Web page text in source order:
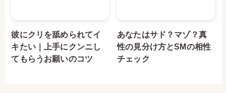
彼にクリを舐められてイ
キたい｜上手にクンニし
てもらうお願いのコツ
あなたはサド？マゾ？真
性の見分け方とSMの相性
チェック